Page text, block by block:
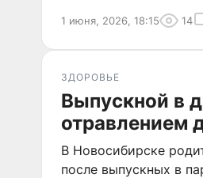
1 июня, 2026, 18:15 14
ЗДОРОВЬЕ
Выпускной в
отравлением
В Новосибирске
после выпускных в